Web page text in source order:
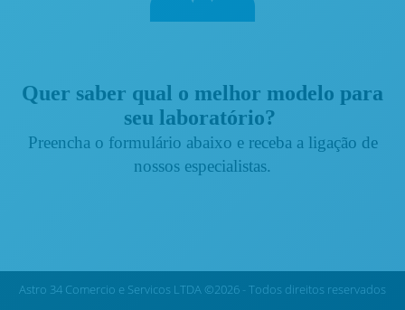
Quer saber qual o melhor modelo para
seu laboratório?
Preencha o formulário abaixo e receba a ligação de
nossos especialistas.
Astro 34 Comercio e Servicos LTDA ©2026 - Todos direitos reservados